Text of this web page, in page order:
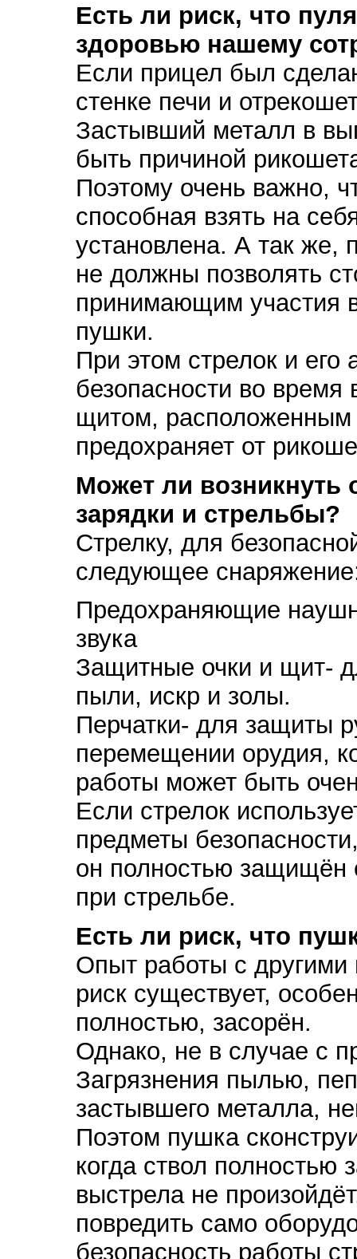
Есть ли риск, что
здоровью нашему
Если прицел был
стенке печи и
Застывший металл в
быть причиной
Поэтому очень важно,
способная взять на
установлена. А так же,
не должны позволять
принимающим участия
пушки.
При этом стрелок и его
безопасности во время
щитом,
предохраняет от
Может ли возникнуть
зарядки и стрельбы?
Стрелку, для
следующее
Предохраняющие
звука
Защитные очки и щит-
пыли, искр и золы.
Перчатки- для защиты
перемещении орудия,
работы может быть
Если стрелок
предметы
он полностью защищён
при стрельбе.
Есть ли риск, что
Опыт работы с
риск существует,
полностью, засорён.
Однако, не в случае с
Загрязнения пылью,
застывшего металла,
Поэтом пушка
когда ствол полностью
выстрела не
повредить само
безопасность работы